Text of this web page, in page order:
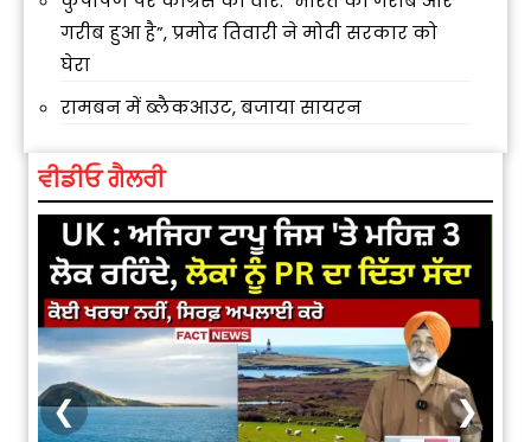
गरीब हुआ है”, प्रमोद तिवारी ने मोदी सरकार को
घेरा
रामबन में ब्लैकआउट, बजाया सायरन
ਵੀਡੀਓ ਗੈਲਰੀ
❮ ❯